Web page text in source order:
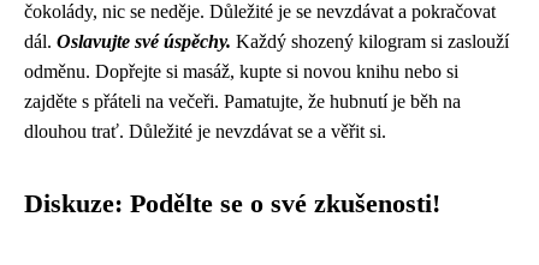
čokolády, nic se neděje. Důležité je se nevzdávat a pokračovat
dál. Oslavujte své úspěchy. Každý shozený kilogram si zaslouží
odměnu. Dopřejte si masáž, kupte si novou knihu nebo si
zajděte s přáteli na večeři. Pamatujte, že hubnutí je běh na
dlouhou trať. Důležité je nevzdávat se a věřit si.
Diskuze: Podělte se o své zkušenosti!